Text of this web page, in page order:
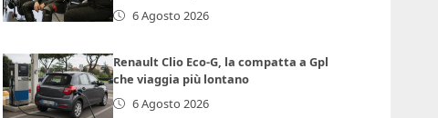
6 Agosto 2026
Renault Clio Eco-G, la compatta a Gpl
che viaggia più lontano
6 Agosto 2026